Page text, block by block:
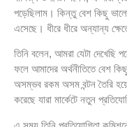
পড়েছিলাম। কিন্তু বেশ কিছু ভালো
এসেছে। ধীরে ধীরে অন্যান্য
তিনি বলেন, আমরা যেটা দেখেছি
ফলে আমাদের অর্থনীতিতে বেশ
অসম্ভব রকম অসম বন্টন তৈরি
করেছে যারা মার্কেটে নতুন